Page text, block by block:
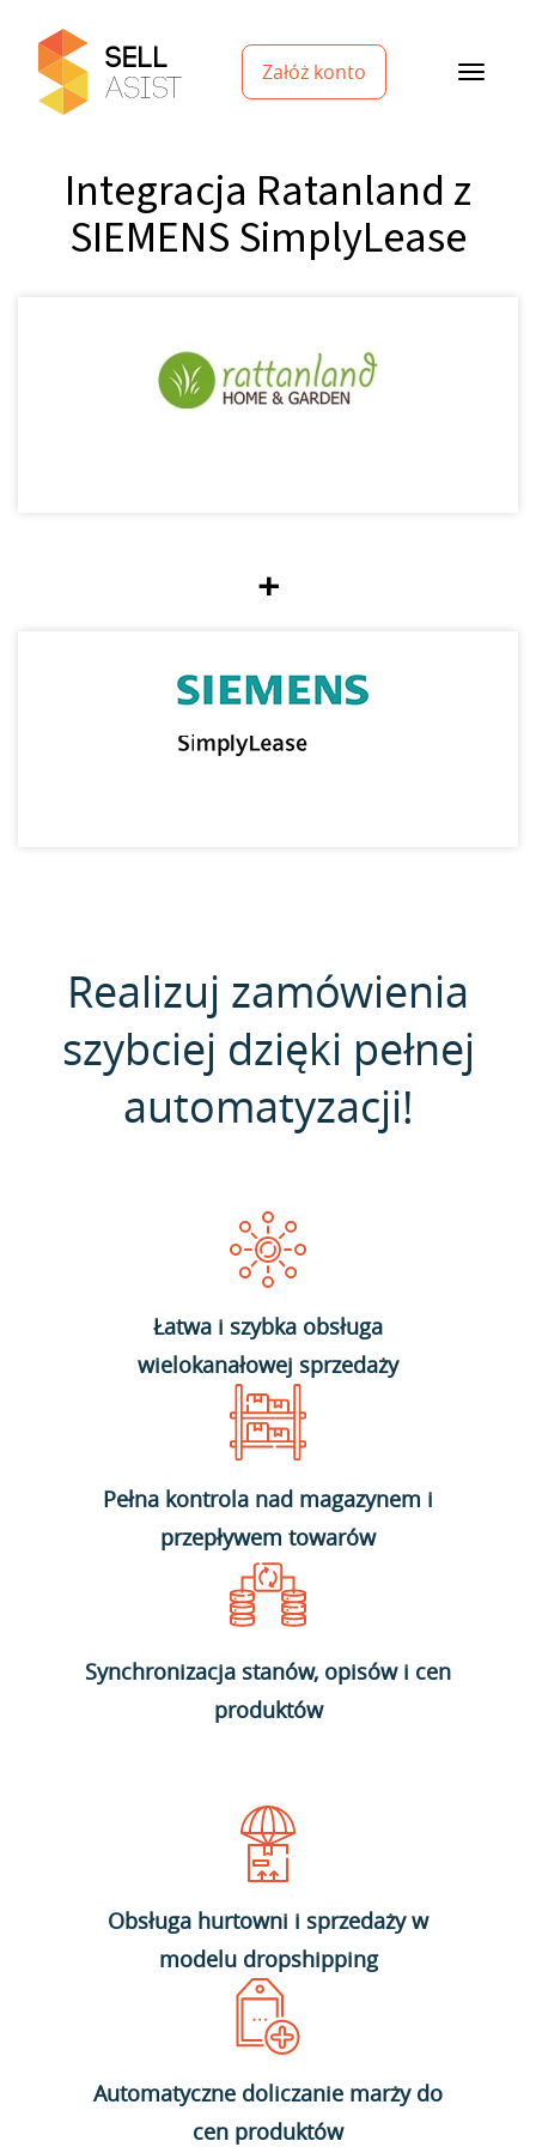
Załóż konto
Integracja Ratanland z
SIEMENS SimplyLease
+
Realizuj zamówienia
szybciej dzięki pełnej
automatyzacji!
Łatwa i szybka obsługa
wielokanałowej sprzedaży
Pełna kontrola nad magazynem i
przepływem towarów
Synchronizacja stanów, opisów i cen
produktów
Obsługa hurtowni i sprzedaży w
modelu dropshipping
Automatyczne doliczanie marży do
cen produktów